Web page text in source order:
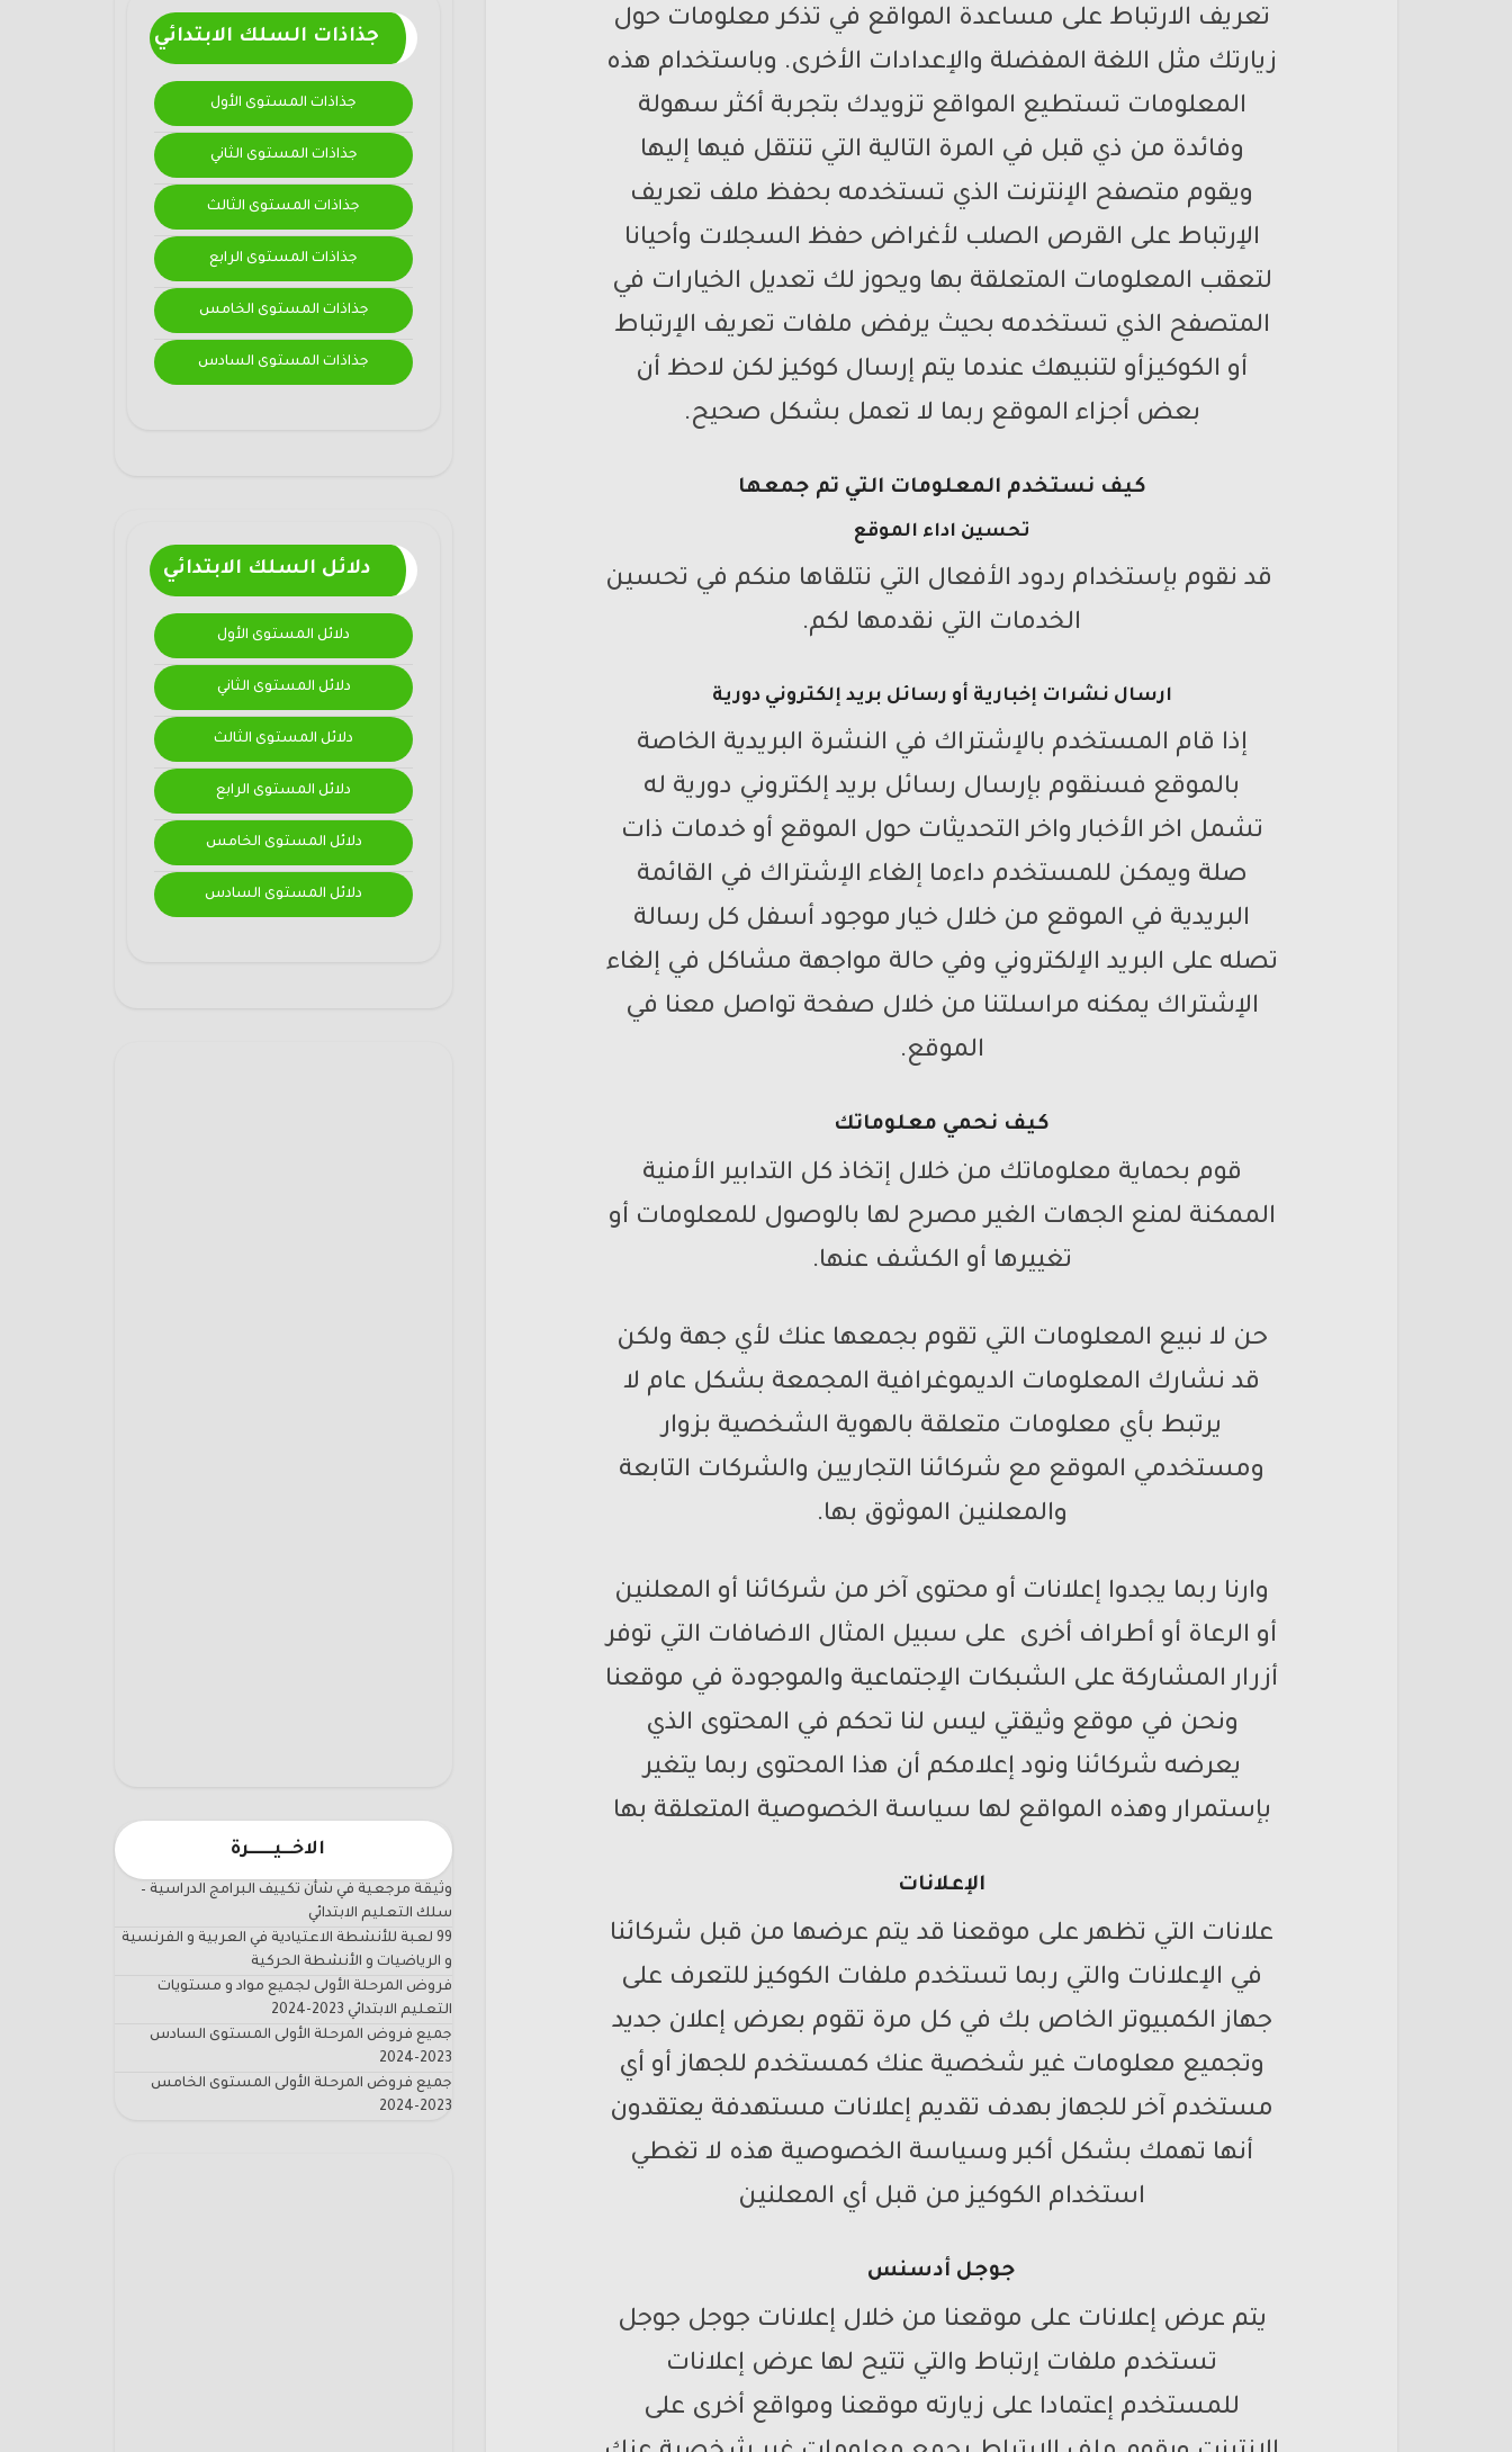
جذاذات السلك الابتدائي
جذاذات المستوى الأول
جذاذات المستوى الثاني
جذاذات المستوى الثالث
جذاذات المستوى الرابع
جذاذات المستوى الخامس
جذاذات المستوى السادس
دلائل السلك الابتدائي
دلائل المستوى الأول
دلائل المستوى الثاني
دلائل المستوى الثالث
دلائل المستوى الرابع
دلائل المستوى الخامس
دلائل المستوى السادس
الاخـــيـــــــرة
وثيقة مرجعية في شأن تكييف البرامج الدراسية –
سلك التعليم الابتدائي
99 لعبة للأنشطة الاعتيادية في العربية و الفرنسية
و الرياضيات و الأنشطة الحركية
فروض المرحلة الأولى لجميع مواد و مستويات
التعليم الابتدائي 2023-2024
جميع فروض المرحلة الأولى المستوى السادس
2023-2024
جميع فروض المرحلة الأولى المستوى الخامس
2023-2024
تعريف الارتباط على مساعدة المواقع في تذكر معلومات حول
زيارتك مثل اللغة المفضلة والإعدادات الأخرى. وباستخدام هذه
المعلومات تستطيع المواقع تزويدك بتجربة أكثر سهولة
وفائدة من ذي قبل في المرة التالية التي تنتقل فيها إليها
ويقوم متصفح الإنترنت الذي تستخدمه بحفظ ملف تعريف
الإرتباط على القرص الصلب لأغراض حفظ السجلات وأحيانا
لتعقب المعلومات المتعلقة بها ويحوز لك تعديل الخيارات في
المتصفح الذي تستخدمه بحيث يرفض ملفات تعريف الإرتباط
أو الكوكيزأو لتنبيهك عندما يتم إرسال كوكيز لكن لاحظ أن
بعض أجزاء الموقع ربما لا تعمل بشكل صحيح.
كيف نستخدم المعلومات التي تم جمعها
تحسين اداء الموقع
قد نقوم بإستخدام ردود الأفعال التي نتلقاها منكم في تحسين
الخدمات التي نقدمها لكم.
ارسال نشرات إخبارية أو رسائل بريد إلكتروني دورية
إذا قام المستخدم بالإشتراك في النشرة البريدية الخاصة
بالموقع فسنقوم بإرسال رسائل بريد إلكتروني دورية له
تشمل اخر الأخبار واخر التحديثات حول الموقع أو خدمات ذات
صلة ويمكن للمستخدم داءما إلغاء الإشتراك في القائمة
البريدية في الموقع من خلال خيار موجود أسفل كل رسالة
تصله على البريد الإلكتروني وفي حالة مواجهة مشاكل في إلغاء
الإشتراك يمكنه مراسلتنا من خلال صفحة تواصل معنا في
الموقع.
كيف نحمي معلوماتك
قوم بحماية معلوماتك من خلال إتخاذ كل التدابير الأمنية
الممكنة لمنع الجهات الغير مصرح لها بالوصول للمعلومات أو
تغييرها أو الكشف عنها.
حن لا نبيع المعلومات التي تقوم بجمعها عنك لأي جهة ولكن
قد نشارك المعلومات الديموغرافية المجمعة بشكل عام لا
يرتبط بأي معلومات متعلقة بالهوية الشخصية بزوار
ومستخدمي الموقع مع شركائنا التجاريين والشركات التابعة
والمعلنين الموثوق بها.
وارنا ربما يجدوا إعلانات أو محتوى آخر من شركائنا أو المعلنين
أو الرعاة أو أطراف أخرى على سبيل المثال الاضافات التي توفر
أزرار المشاركة على الشبكات الإجتماعية والموجودة في موقعنا
ونحن في موقع وثيقتي ليس لنا تحكم في المحتوى الذي
يعرضه شركائنا ونود إعلامكم أن هذا المحتوى ربما يتغير
بإستمرار وهذه المواقع لها سياسة الخصوصية المتعلقة بها
الإعلانات
علانات التي تظهر على موقعنا قد يتم عرضها من قبل شركائنا
في الإعلانات والتي ربما تستخدم ملفات الكوكيز للتعرف على
جهاز الكمبيوتر الخاص بك في كل مرة تقوم بعرض إعلان جديد
وتجميع معلومات غير شخصية عنك كمستخدم للجهاز أو أي
مستخدم آخر للجهاز بهدف تقديم إعلانات مستهدفة يعتقدون
أنها تهمك بشكل أكبر وسياسة الخصوصية هذه لا تغطي
استخدام الكوكيز من قبل أي المعلنين
جوجل أدسنس
يتم عرض إعلانات على موقعنا من خلال إعلانات جوجل جوجل
تستخدم ملفات إرتباط والتي تتيح لها عرض إعلانات
للمستخدم إعتمادا على زيارته موقعنا ومواقع أخرى على